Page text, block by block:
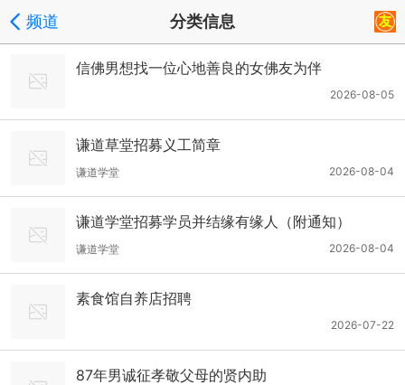
频道 分类信息
信佛男想找一位心地善良的女佛友为伴
2026-08-05
谦道草堂招募义工简章
2026-08-04
谦道学堂
谦道学堂招募学员并结缘有缘人（附通知）
2026-08-04
谦道学堂
素食馆自养店招聘
2026-07-22
87年男诚征孝敬父母的贤内助